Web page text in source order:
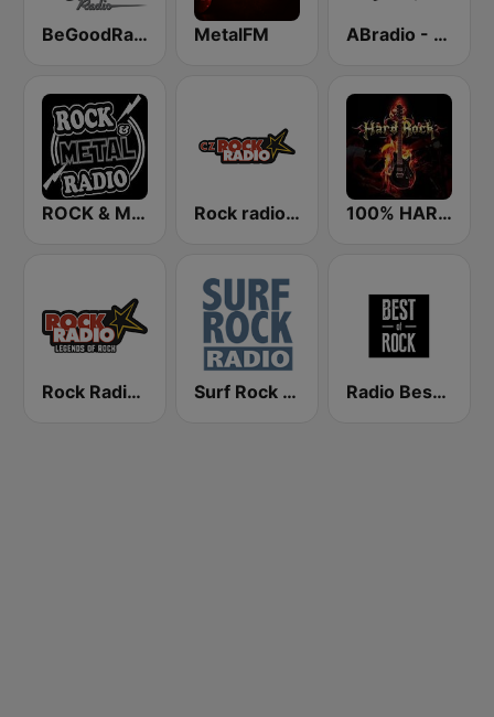
BeGoodRadio - 80s Metal MetalFM ABradio - Humor
ROCK & METAL Rock radio – CZ Rock 100% HARD ROCK
Rock Radio - Legends of Rock Surf Rock radio Radio Best of Rock